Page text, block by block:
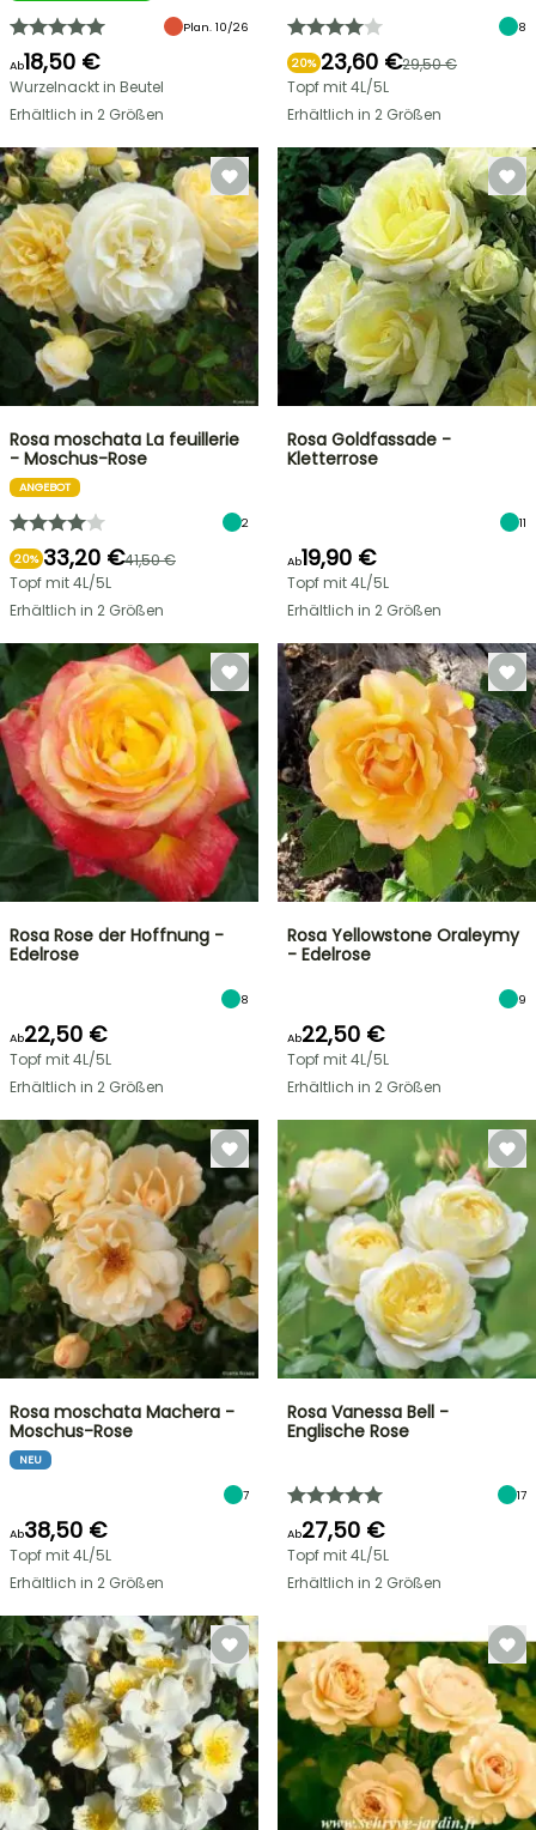
Plan. 10/26
Ab18,50 €
Wurzelnackt in Beutel
Erhältlich in 2 Größen
8
20% 23,60 €29,50 €
Topf mit 4L/5L
Erhältlich in 2 Größen
Rosa moschata La feuillerie
- Moschus-Rose
ANGEBOT
2
20% 33,20 €41,50 €
Topf mit 4L/5L
Erhältlich in 2 Größen
Rosa Goldfassade -
Kletterrose
11
Ab19,90 €
Topf mit 4L/5L
Erhältlich in 2 Größen
Rosa Rose der Hoffnung -
Edelrose
8
Ab22,50 €
Topf mit 4L/5L
Erhältlich in 2 Größen
Rosa Yellowstone Oraleymy
- Edelrose
9
Ab22,50 €
Topf mit 4L/5L
Erhältlich in 2 Größen
Rosa moschata Machera -
Moschus-Rose
NEU
7
Ab38,50 €
Topf mit 4L/5L
Erhältlich in 2 Größen
Rosa Vanessa Bell -
Englische Rose
17
Ab27,50 €
Topf mit 4L/5L
Erhältlich in 2 Größen